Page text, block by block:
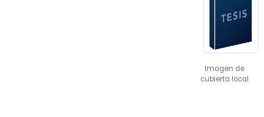
Imagen de
cubierta local